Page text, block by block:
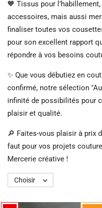
🧡 Tissus pour
accessoires, mais aussi
finaliser toutes vos
pour son excellent rapport
répondre à vos besoins
✨ Que vous débutiez en
confirmé, notre sélection
infinité de possibilités pour
plaisir et qualité.
🔎 Faites-vous plaisir à prix
faut pour vos projets
Mercerie créative !
Choisir 